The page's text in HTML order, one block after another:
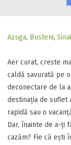
Azuga, Busteni,
​Aer curat, creste
caldă savurată pe
deconectare de la
destinația de suflet
rapidă sau o
​Dar, înainte de a-ți
cazăm? Fie că ești